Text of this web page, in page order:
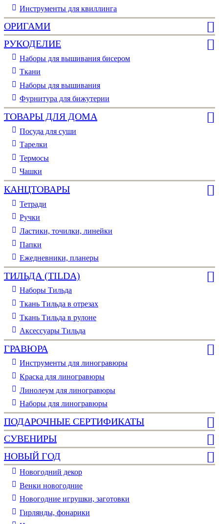
Инструменты для квиллинга
ОРИГАМИ
РУКОДЕЛИЕ
Наборы для вышивания бисером
Ткани
Наборы для вышивания
Фурнитура для бижутерии
ТОВАРЫ ДЛЯ ДОМА
Посуда для суши
Тарелки
Термосы
Чашки
КАНЦТОВАРЫ
Тетради
Ручки
Ластики, точилки, линейки
Папки
Ежедневники, планеры
ТИЛЬДА (TILDA)
Наборы Тильда
Ткань Тильда в отрезах
Ткань Тильда в рулоне
Аксессуары Тильда
ГРАВЮРА
Инструменты для линогравюры
Краска для линогравюры
Линолеум для линогравюры
Наборы для линогравюры
ПОДАРОЧНЫЕ СЕРТИФИКАТЫ
СУВЕНИРЫ
НОВЫЙ ГОД
Новогодний декор
Венки новогодние
Новогодние игрушки, заготовки
Гирлянды, фонарики